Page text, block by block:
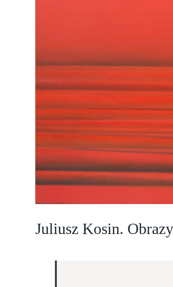
Juliusz Kosin. Obrazy